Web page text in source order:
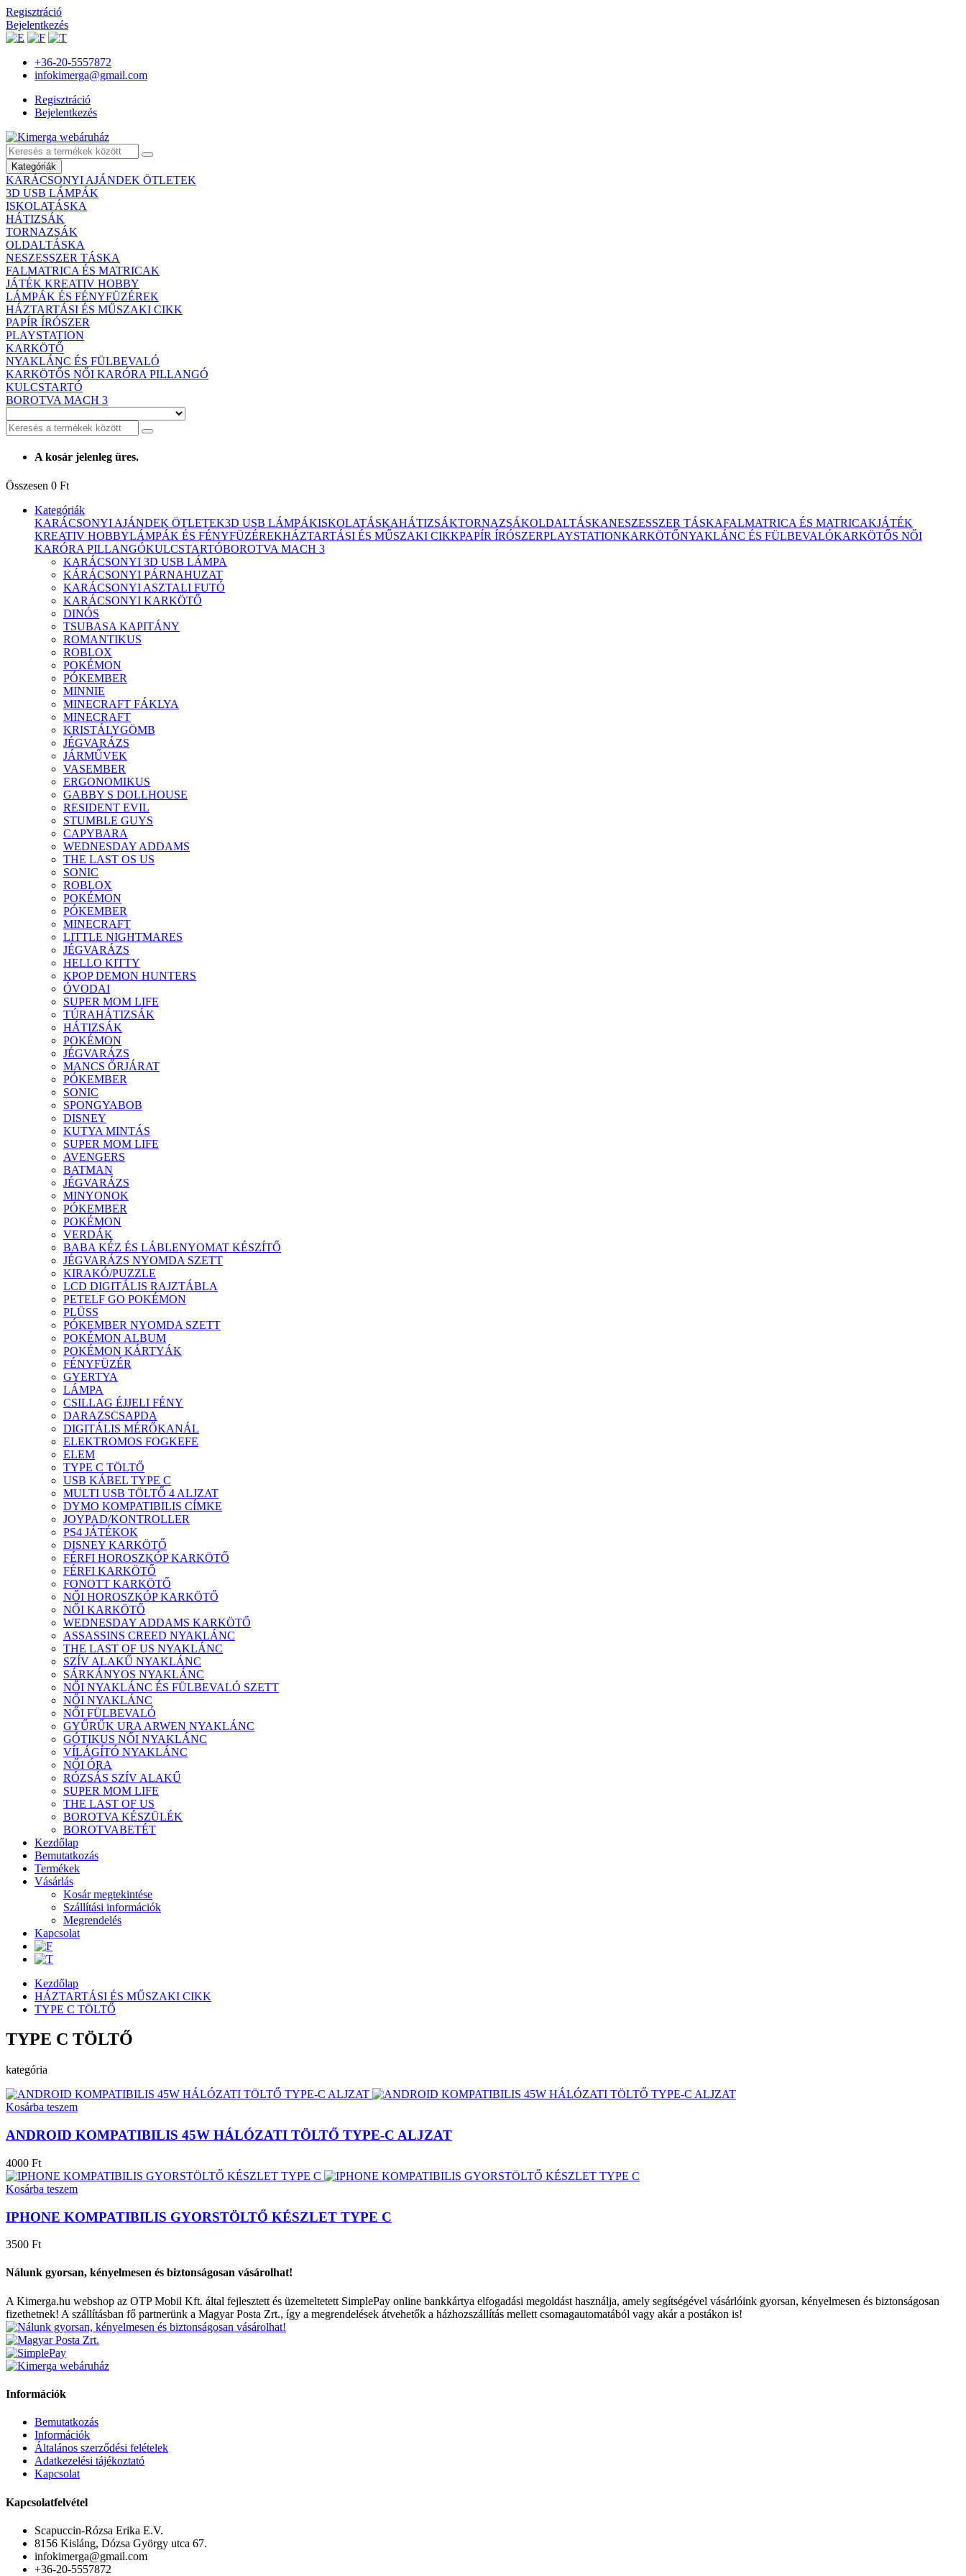
Regisztráció
Bejelentkezés
+36-20-5557872
infokimerga@gmail.com
Regisztráció
Bejelentkezés
Kategóriák
KARÁCSONYI AJÁNDEK ÖTLETEK
3D USB LÁMPÁK
ISKOLATÁSKA
HÁTIZSÁK
TORNAZSÁK
OLDALTÁSKA
NESZESSZER TÁSKA
FALMATRICA ÉS MATRICAK
JÁTÉK KREATIV HOBBY
LÁMPÁK ÉS FÉNYFÜZÉREK
HÁZTARTÁSI ÉS MŰSZAKI CIKK
PAPÍR ÍRÓSZER
PLAYSTATION
KARKÖTŐ
NYAKLÁNC ÉS FÜLBEVALÓ
KARKÖTŐS NŐI KARÓRA PILLANGÓ
KULCSTARTÓ
BOROTVA MACH 3
A kosár jelenleg üres.
Összesen 0 Ft
Kategóriák
KARÁCSONYI AJÁNDEK ÖTLETEK3D USB LÁMPÁKISKOLATÁSKAHÁTIZSÁKTORNAZSÁKOLDALTÁSKANESZESSZER TÁSKAFALMATRICA ÉS MATRICAKJÁTÉK
KREATIV HOBBYLÁMPÁK ÉS FÉNYFÜZÉREKHÁZTARTÁSI ÉS MŰSZAKI CIKKPAPÍR ÍRÓSZERPLAYSTATIONKARKÖTŐNYAKLÁNC ÉS FÜLBEVALÓKARKÖTŐS NŐI
KARÓRA PILLANGÓKULCSTARTÓBOROTVA MACH 3
KARÁCSONYI 3D USB LÁMPA
KÁRÁCSONYI PÁRNAHUZAT
KARÁCSONYI ASZTALI FUTÓ
KARÁCSONYI KARKÖTŐ
DINÓS
TSUBASA KAPITÁNY
ROMANTIKUS
ROBLOX
POKÉMON
PÓKEMBER
MINNIE
MINECRAFT FÁKLYA
MINECRAFT
KRISTÁLYGÖMB
JÉGVARÁZS
JÁRMŰVEK
VASEMBER
ERGONOMIKUS
GABBY S DOLLHOUSE
RESIDENT EVIL
STUMBLE GUYS
CAPYBARA
WEDNESDAY ADDAMS
THE LAST OS US
SONIC
ROBLOX
POKÉMON
PÓKEMBER
MINECRAFT
LITTLE NIGHTMARES
JÉGVARÁZS
HELLO KITTY
KPOP DEMON HUNTERS
ÓVODAI
SUPER MOM LIFE
TÚRAHÁTIZSÁK
HÁTIZSÁK
POKÉMON
JÉGVARÁZS
MANCS ŐRJÁRAT
PÓKEMBER
SONIC
SPONGYABOB
DISNEY
KUTYA MINTÁS
SUPER MOM LIFE
AVENGERS
BATMAN
JÉGVARÁZS
MINYONOK
PÓKEMBER
POKÉMON
VERDÁK
BABA KÉZ ÉS LÁBLENYOMAT KÉSZÍTŐ
JÉGVARÁZS NYOMDA SZETT
KIRAKÓ/PUZZLE
LCD DIGITÁLIS RAJZTÁBLA
PETELF GO POKÉMON
PLÜSS
PÓKEMBER NYOMDA SZETT
POKÉMON ALBUM
POKÉMON KÁRTYÁK
FÉNYFÜZÉR
GYERTYA
LÁMPA
CSILLAG ÉJJELI FÉNY
DARAZSCSAPDA
DIGITÁLIS MÉRŐKANÁL
ELEKTROMOS FOGKEFE
ELEM
TYPE C TÖLTŐ
USB KÁBEL TYPE C
MULTI USB TÖLTŐ 4 ALJZAT
DYMO KOMPATIBILIS CÍMKE
JOYPAD/KONTROLLER
PS4 JÁTÉKOK
DISNEY KARKÖTŐ
FÉRFI HOROSZKÓP KARKÖTŐ
FÉRFI KARKÖTŐ
FONOTT KARKÖTŐ
NŐI HOROSZKÓP KARKÖTŐ
NŐI KARKÖTŐ
WEDNESDAY ADDAMS KARKÖTŐ
ASSASSINS CREED NYAKLÁNC
THE LAST OF US NYAKLÁNC
SZÍV ALAKŰ NYAKLÁNC
SÁRKÁNYOS NYAKLÁNC
NŐI NYAKLÁNC ÉS FÜLBEVALÓ SZETT
NŐI NYAKLÁNC
NŐI FÜLBEVALÓ
GYŰRŰK URA ARWEN NYAKLÁNC
GÓTIKUS NŐI NYAKLÁNC
VÍLÁGÍTÓ NYAKLÁNC
NŐI ÓRA
RÓZSÁS SZÍV ALAKŰ
SUPER MOM LIFE
THE LAST OF US
BOROTVA KÉSZÜLÉK
BOROTVABETÉT
Kezdőlap
Bemutatkozás
Termékek
Vásárlás
Kosár megtekintése
Szállítási információk
Megrendelés
Kapcsolat
Kezdőlap
HÁZTARTÁSI ÉS MŰSZAKI CIKK
TYPE C TÖLTŐ
TYPE C TÖLTŐ
kategória
Kosárba teszem
ANDROID KOMPATIBILIS 45W HÁLÓZATI TÖLTŐ TYPE-C ALJZAT
4000 Ft
Kosárba teszem
IPHONE KOMPATIBILIS GYORSTÖLTŐ KÉSZLET TYPE C
3500 Ft
Nálunk gyorsan, kényelmesen és biztonságosan vásárolhat!
A Kimerga.hu webshop az OTP Mobil Kft. által fejlesztett és üzemeltetett SimplePay online bankkártya elfogadási megoldást használja, amely segítségével vásárlóink gyorsan, kényelmesen és biztonságosan
fizethetnek! A szállításban fő partnerünk a Magyar Posta Zrt., így a megrendelések átvehetők a házhozszállítás mellett csomagautomatából vagy akár a postákon is!
Információk
Bemutatkozás
Információk
Általános szerződési felételek
Adatkezelési tájékoztató
Kapcsolat
Kapcsolatfelvétel
Scapuccin-Rózsa Erika E.V.
8156 Kisláng, Dózsa György utca 67.
infokimerga@gmail.com
+36-20-5557872